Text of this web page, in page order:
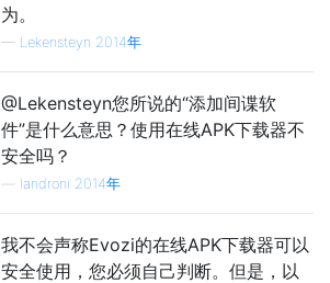
为。
— Lekensteyn 2014年
@Lekensteyn您所说的“添加间谍软
件”是什么意思？使用在线APK下载器不
安全吗？
landroni 2014年
我不会声称Evozi的在线APK下载器可以
安全使用，您必须自己判断。但是，以